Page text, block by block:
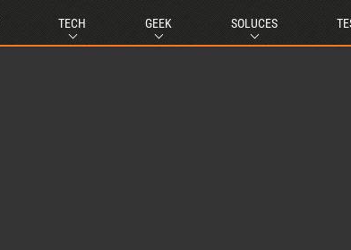
TECH GEEK SOLUCES